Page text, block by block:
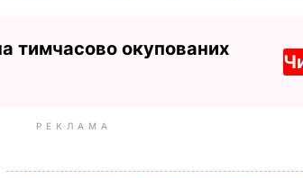
тимчасово окупованих
РЕКЛАМА